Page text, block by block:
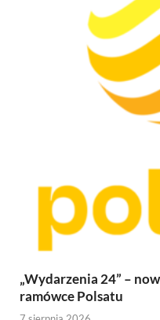
„Wydarzenia 24” –
ramówce Polsatu